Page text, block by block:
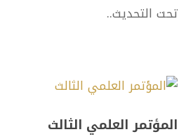
تحت التحديث..
المؤتمر العلمي الثالث